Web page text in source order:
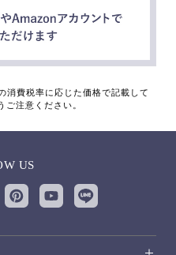
消費税率に応じた価格で記載して
ご注意ください。
US